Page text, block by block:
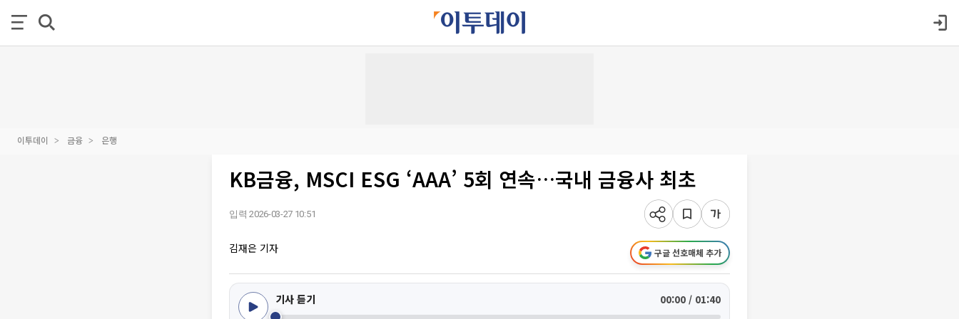
이투데이 금융 은행
KB금융, MSCI ESG ‘AAA’ 5회 연속…국내 금융사 최초
입력 2026-03-27 10:51
김재은 기자 구글 선호매체 추가
기사 듣기 00:00 / 01:40